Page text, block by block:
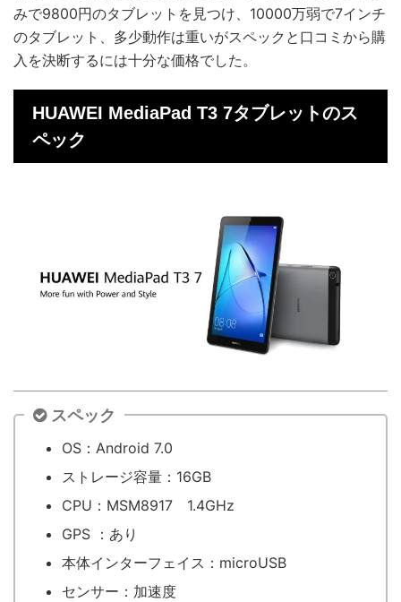
みで9800円のタブレットを見つけ、10000万弱で7インチ
のタブレット、多少動作は重いがスペックと口コミから購
入を決断するには十分な価格でした。
HUAWEI MediaPad T3 7タブレットのス
ペック
スペック
OS：Android 7.0
ストレージ容量：16GB
CPU：MSM8917 1.4GHz
GPS ：あり
本体インターフェイス：microUSB
センサー：加速度